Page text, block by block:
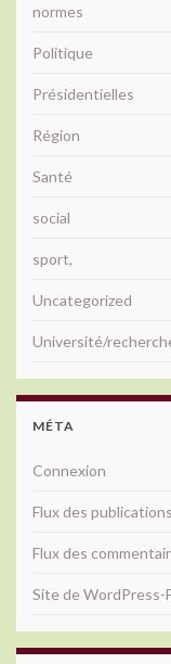
normes
Politique
Présidentielles
Région
Santé
social
sport,
Uncategorized
Université/
MÉTA
Connexion
Flux des publications
Flux des
Site de WordPress-